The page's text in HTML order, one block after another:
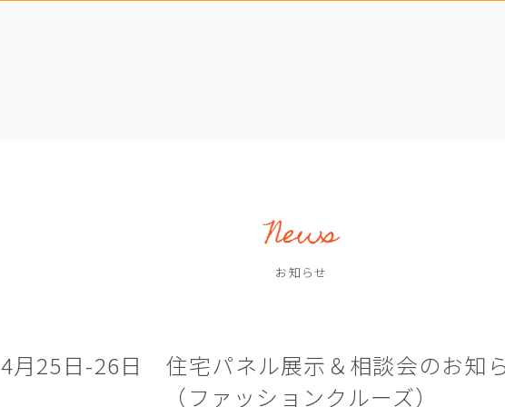
お知らせ
4月25日-26日 住宅パネル展示＆相談会のお知
（ファッションクルーズ）